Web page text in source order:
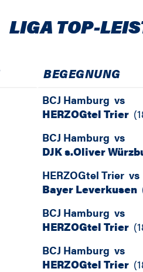
LIGA TOP-
BEGEGNUNG
BCJ Hamburg vs
HERZOGtel Trier (
BCJ Hamburg vs
DJK s.Oliver
HERZOGtel Trier vs
Bayer Leverkusen
BCJ Hamburg vs
HERZOGtel Trier (
BCJ Hamburg vs
HERZOGtel Trier (